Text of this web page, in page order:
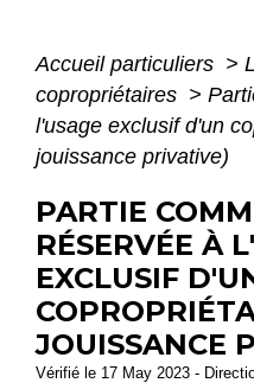
Accueil particuliers >
copropriétaires >
l'usage exclusif d'un
jouissance privative)
PARTIE
RÉSERVÉE À
EXCLUSIF
JOUISSANCE
Vérifié le 17 May 2023 -